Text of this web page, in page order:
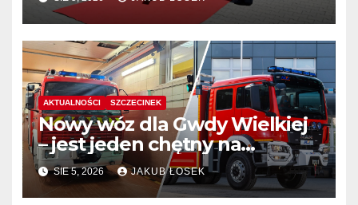
AKTUALNOŚCI SZCZECINEK
Nowy wóz dla Gwdy Wielkiej
– jest jeden chętny na
dostawę
SIE 5, 2026 JAKUB ŁOSEK